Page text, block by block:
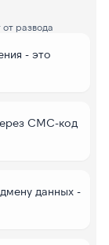
развода
- это
СМС-код
данных -